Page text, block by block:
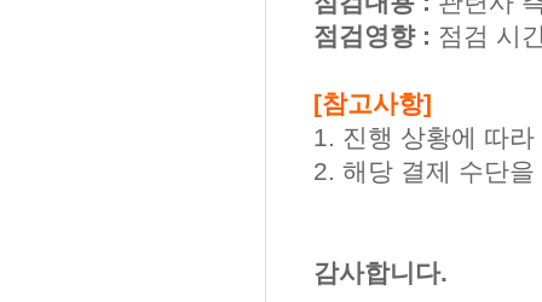
점검영향 : 점검 시
[참고사항]
1. 진행 상황에 따
2. 해당 결제 수단
감사합니다.